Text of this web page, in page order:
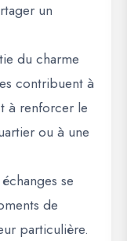
un
du charme
contribuent à
à renforcer le
ou à une
se
de
particulière.